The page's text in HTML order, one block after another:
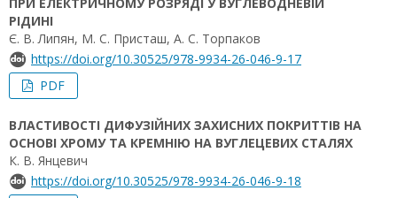
РІДИНІ
Є. В. Липян, М. С. Присташ, А. С. Торпаков
https://doi.org/10.30525/978-9934-26-046-9-17
PDF
ВЛАСТИВОСТІ ДИФУЗІЙНИХ ЗАХИСНИХ ПОКРИТТІВ НА
ОСНОВІ ХРОМУ ТА КРЕМНІЮ НА ВУГЛЕЦЕВИХ СТАЛЯХ
К. В. Янцевич
https://doi.org/10.30525/978-9934-26-046-9-18